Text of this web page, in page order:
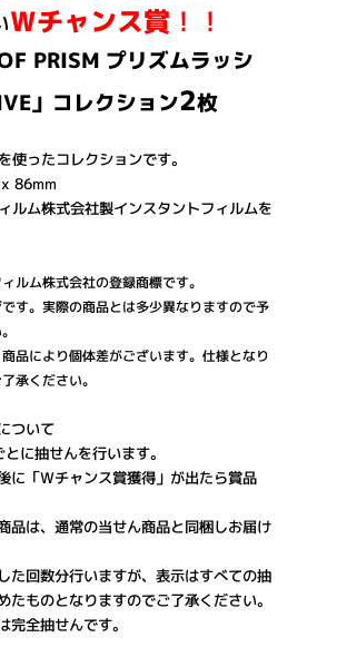
Wチャンス賞 ！！
PRISM プリズムラッシ
」コレクション2枚
使ったコレクションです。
86mm
ム株式会社製インスタントフィルムを
ルム株式会社の登録商標です。
す。実際の商品とは多少異なりますので予
品により個体差がございます。仕様となり
承ください。
ついて
に抽せんを行います。
に「Wチャンス賞獲得」が出たら賞品
品は、通常の当せん商品と同梱しお届け
た回数分行いますが、表示はすべての抽
たものとなりますのでご了承ください。
完全抽せんです。